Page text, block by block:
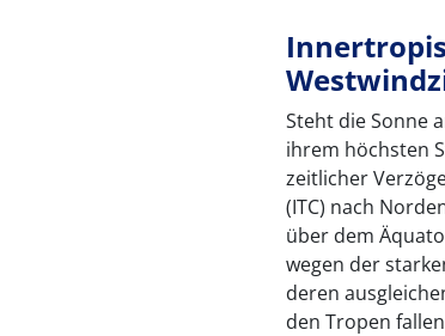
Steht die Sonne
ihrem höchsten
zeitlicher
(ITC) nach
über dem
wegen der
deren
den Tropen